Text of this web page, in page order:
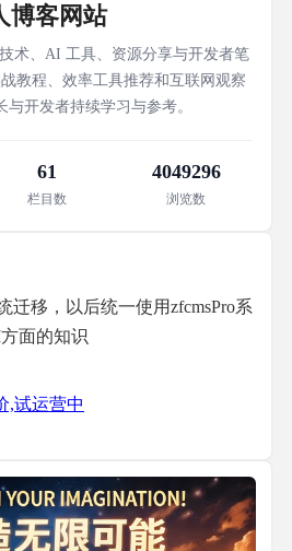
博客网站
术、AI 工具、资源分享与开发者笔
教程、效率工具推荐和互联网观察
与开发者持续学习与参考。
61
栏目数
4049296
浏览数
迁移，以后统一使用zfcmsPro系
面的知识
,试运营中